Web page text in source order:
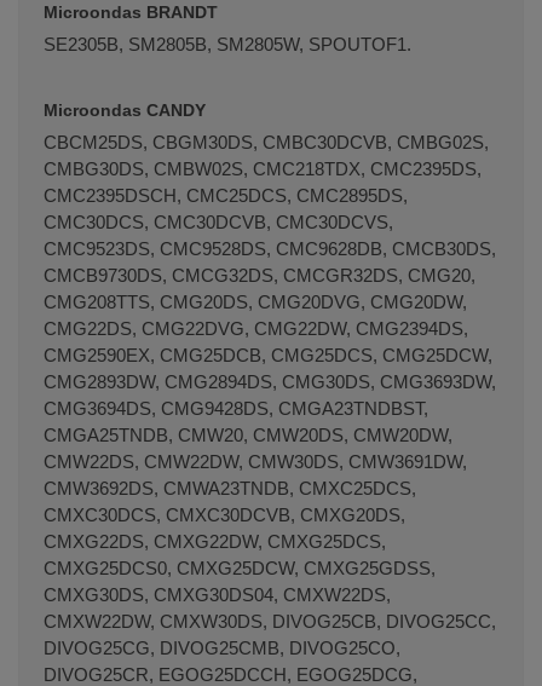
Microondas BRANDT
SE2305B, SM2805B, SM2805W, SPOUTOF1.
Microondas CANDY
CBCM25DS, CBGM30DS, CMBC30DCVB, CMBG02S,
CMBG30DS, CMBW02S, CMC218TDX, CMC2395DS,
CMC2395DSCH, CMC25DCS, CMC2895DS,
CMC30DCS, CMC30DCVB, CMC30DCVS,
CMC9523DS, CMC9528DS, CMC9628DB, CMCB30DS,
CMCB9730DS, CMCG32DS, CMCGR32DS, CMG20,
CMG208TTS, CMG20DS, CMG20DVG, CMG20DW,
CMG22DS, CMG22DVG, CMG22DW, CMG2394DS,
CMG2590EX, CMG25DCB, CMG25DCS, CMG25DCW,
CMG2893DW, CMG2894DS, CMG30DS, CMG3693DW,
CMG3694DS, CMG9428DS, CMGA23TNDBST,
CMGA25TNDB, CMW20, CMW20DS, CMW20DW,
CMW22DS, CMW22DW, CMW30DS, CMW3691DW,
CMW3692DS, CMWA23TNDB, CMXC25DCS,
CMXC30DCS, CMXC30DCVB, CMXG20DS,
CMXG22DS, CMXG22DW, CMXG25DCS,
CMXG25DCS0, CMXG25DCW, CMXG25GDSS,
CMXG30DS, CMXG30DS04, CMXW22DS,
CMXW22DW, CMXW30DS, DIVOG25CB, DIVOG25CC,
DIVOG25CG, DIVOG25CMB, DIVOG25CO,
DIVOG25CR, EGOG25DCCH, EGOG25DCG,